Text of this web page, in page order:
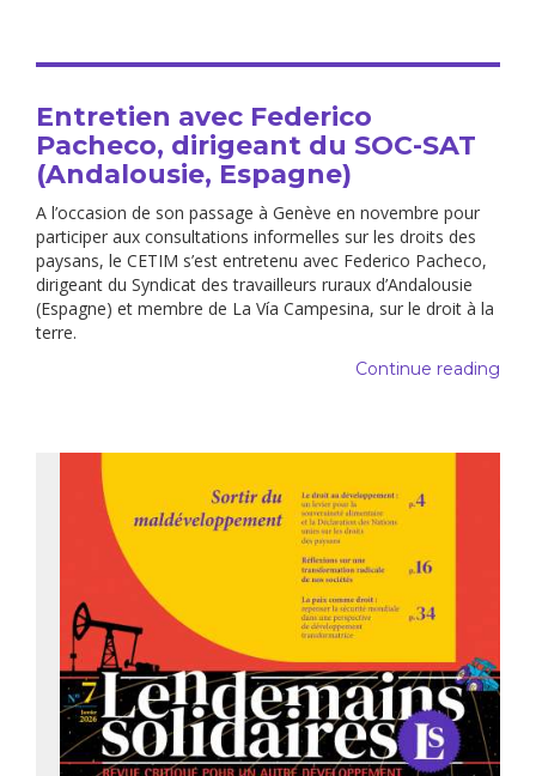
Entretien avec Federico
Pacheco, dirigeant du SOC-SAT
(Andalousie, Espagne)
A l’occasion de son passage à Genève en novembre pour
participer aux consultations informelles sur les droits des
paysans, le CETIM s’est entretenu avec Federico Pacheco,
dirigeant du Syndicat des travailleurs ruraux d’Andalousie
(Espagne) et membre de La Vía Campesina, sur le droit à la
terre.
Continue reading